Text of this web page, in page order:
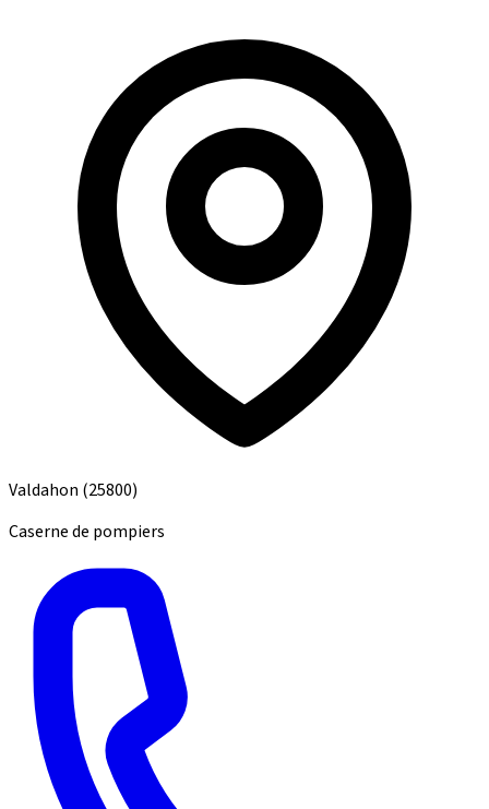
Valdahon (25800)
Caserne de pompiers